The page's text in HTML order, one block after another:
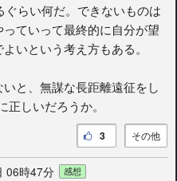
ぐらい何だ。できないものは
ていって最終的に自分が望
いという考え方もある。
と、無謀な長距離遠征をし
正しいだろうか。
その他
3
06時47分 感想